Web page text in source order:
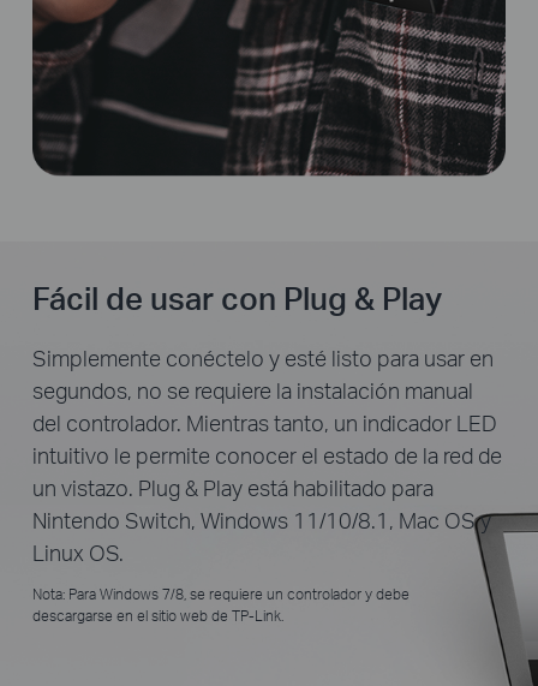
Fácil de usar con Plug & Play
Simplemente conéctelo y esté listo para usar en
segundos, no se requiere la instalación manual
del controlador. Mientras tanto, un indicador LED
intuitivo le permite conocer el estado de la red de
un vistazo. Plug & Play está habilitado para
Nintendo Switch, Windows 11/10/8.1, Mac OS y
Linux OS.
Nota: Para Windows 7/8, se requiere un controlador y debe
descargarse en el sitio web de TP-Link.